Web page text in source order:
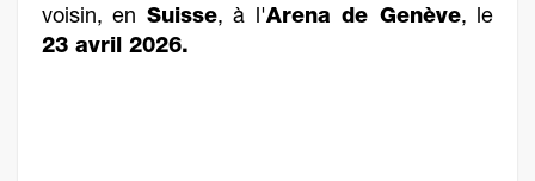
voisin, en Suisse, à l'Arena de Genève, le
23 avril 2026.